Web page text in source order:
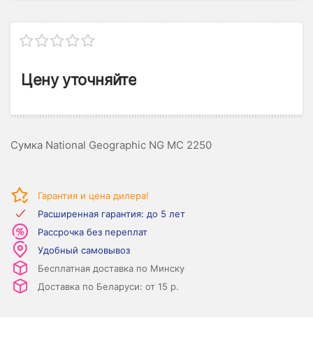
Цену уточняйте
Сумка National Geographic NG MC 2250
Гарантия и цена дилера!
Расширенная гарантия: до 5 лет
Рассрочка без переплат
Удобный самовывоз
Бесплатная доставка по Минску
Доставка по Беларуси: от 15 р.